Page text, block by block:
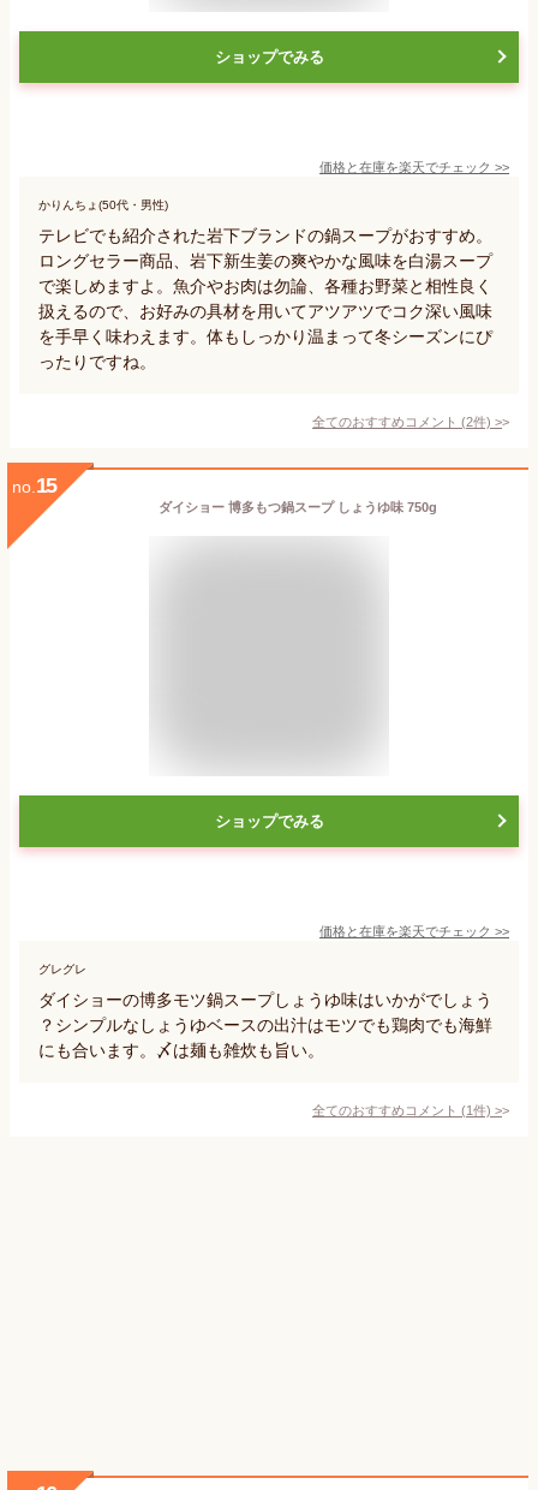
ショップでみる
価格と在庫を楽天でチェック >>
かりんちょ(50代・男性)
テレビでも紹介された岩下ブランドの鍋スープがおすすめ。
ロングセラー商品、岩下新生姜の爽やかな風味を白湯スープ
で楽しめますよ。魚介やお肉は勿論、各種お野菜と相性良く
扱えるので、お好みの具材を用いてアツアツでコク深い風味
を手早く味わえます。体もしっかり温まって冬シーズンにぴ
ったりですね。
全てのおすすめコメント (2件) >
no. 15
ダイショー 博多もつ鍋スープ しょうゆ味 750g
ショップでみる
価格と在庫を楽天でチェック >>
グレグレ
ダイショーの博多モツ鍋スープしょうゆ味はいかがでしょう
？シンプルなしょうゆベースの出汁はモツでも鶏肉でも海鮮
にも合います。〆は麺も雑炊も旨い。
全てのおすすめコメント (1件) >